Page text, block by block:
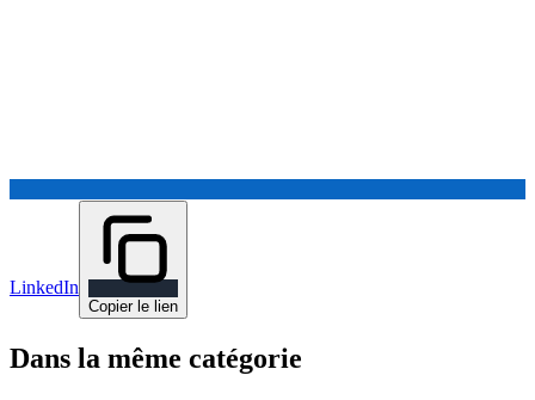
LinkedIn
Copier le lien
Dans la même catégorie